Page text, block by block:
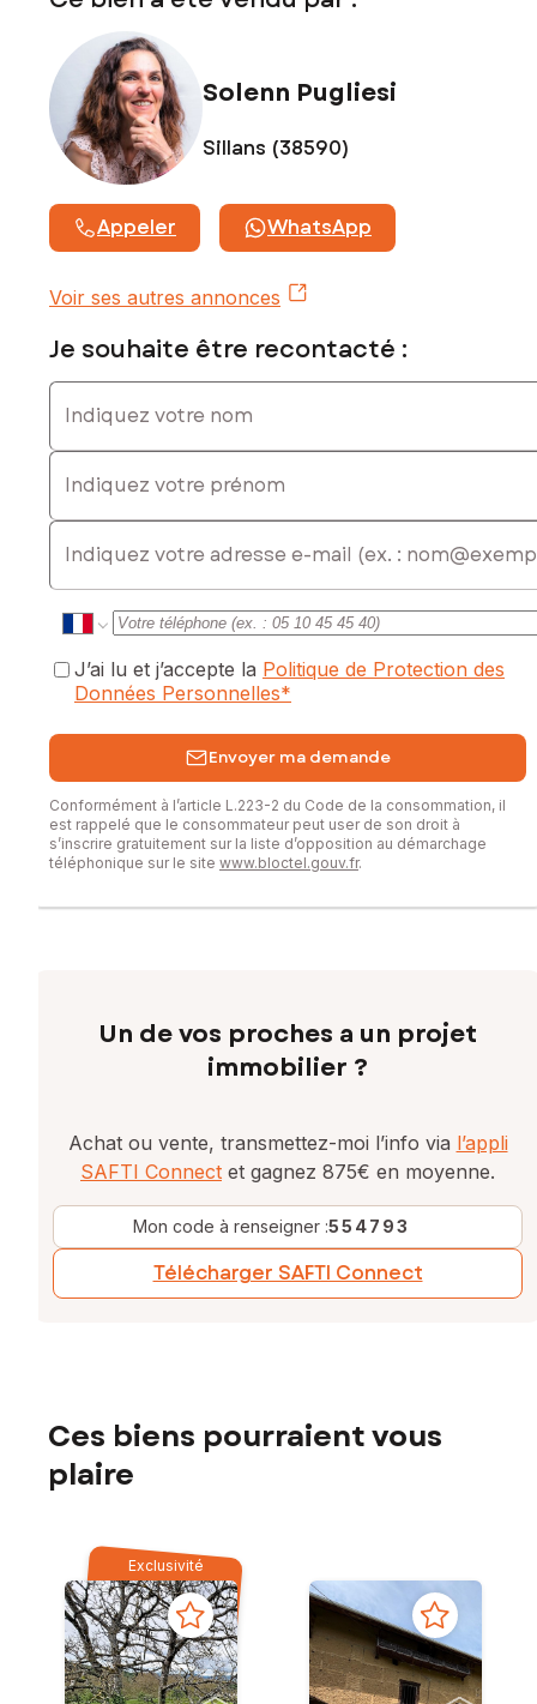
Solenn Pugliesi
Sillans (38590)
Appeler WhatsApp
Voir ses autres annonces
Je souhaite être recontacté :
Indiquez votre nom
Indiquez votre prénom
E-mail
J’ai lu et j’accepte la Politique de Protection des
Données Personnelles*
Envoyer ma demande
Conformément à l’article L.223-2 du Code de la consommation, il
est rappelé que le consommateur peut user de son droit à
s’inscrire gratuitement sur la liste d’opposition au démarchage
téléphonique sur le site www.bloctel.gouv.fr.
Un de vos proches a un projet
immobilier ?
Achat ou vente, transmettez-moi l’info via l’appli
SAFTI Connect et gagnez 875€ en moyenne.
Mon code à renseigner :554793
Télécharger SAFTI Connect
Ces biens pourraient vous
plaire
Exclusivité